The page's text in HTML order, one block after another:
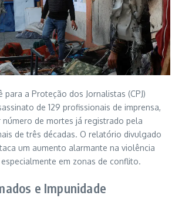
para a Proteção dos Jornalistas (CPJ)
de 129 profissionais de imprensa,
de mortes já registrado pela
de três décadas. O relatório divulgado
um aumento alarmante na violência
em zonas de conflito.
e Impunidade